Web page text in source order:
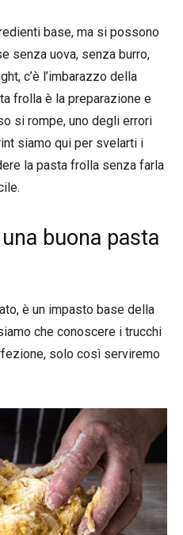
base, ma si possono
senza uova, senza burro,
c’è l’imbarazzo della
frolla è la preparazione e
si rompe, uno degli errori
siamo qui per svelarti i
la pasta frolla senza farla
buona pasta
è un impasto base della
che conoscere i trucchi
solo così serviremo